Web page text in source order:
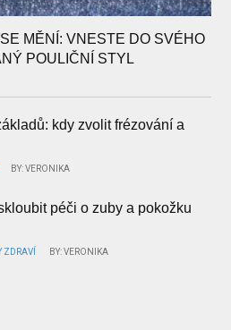
MĚNÍ: VNESTE DO SVÉHO
POULIČNÍ STYL
kdy zvolit frézování a
BY: VERONIKA
péči o zuby a pokožku
ZDRAVÍ BY: VERONIKA